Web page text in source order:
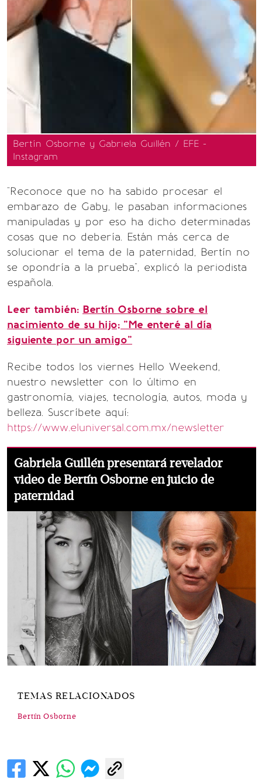
Bertín Osborne y Gabriela Guillén / EFE -
Instagram
"Reconoce que no ha sabido procesar el
embarazo de Gaby, le pasaban informaciones
manipuladas y por eso ha dicho determinadas
cosas que no debería. Están más cerca de
solucionar el tema de la paternidad, Bertín no
se opondría a la prueba", explicó la periodista
española.
Leer también: Bertín Osborne sobre el
nacimiento de su hijo; "Me enteré al día
siguiente por un amigo"
Recibe todos los viernes Hello Weekend,
nuestro newsletter con lo último en
gastronomía, viajes, tecnología, autos, moda y
belleza. Suscríbete aquí:
https://www.eluniversal.com.mx/newsletter
Gabriela Guillén presentará revelador
video de Bertín Osborne en juicio de
paternidad
TEMAS RELACIONADOS
Bertín Osborne